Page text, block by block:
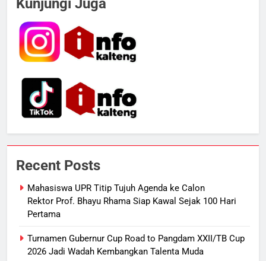
Kunjungi Juga
Recent Posts
Mahasiswa UPR Titip Tujuh Agenda ke Calon
Rektor Prof. Bhayu Rhama Siap Kawal Sejak 100 Hari
Pertama
Turnamen Gubernur Cup Road to Pangdam XXII/TB Cup
2026 Jadi Wadah Kembangkan Talenta Muda
5
Sistem Listrik Kalselteng Masih
ECONOMY
6
Distribusi BBM Diperkuat,
Pertamina Targetkan Antrean di
SPBU Sampit Segera Terurai
ECONOMY
7
Dugaan Korupsi Dana Hibah
Pilkada Rp40 Miliar
HUKUM DAN KRIMINAL